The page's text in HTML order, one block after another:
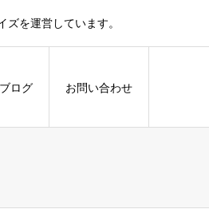
を運営しています。
ブログ お問い合わせ